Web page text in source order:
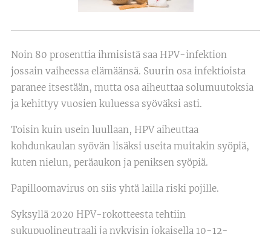
Noin 80 prosenttia ihmisistä saa HPV-infektion
jossain vaiheessa elämäänsä. Suurin osa infektioista
paranee itsestään, mutta osa aiheuttaa solumuutoksia
ja kehittyy vuosien kuluessa syöväksi asti.
Toisin kuin usein luullaan, HPV aiheuttaa
kohdunkaulan syövän lisäksi useita muitakin syöpiä,
kuten nielun, peräaukon ja peniksen syöpiä.
Papilloomavirus on siis yhtä lailla riski pojille.
Syksyllä 2020 HPV-rokotteesta tehtiin
sukupuolineutraali ja nykyisin jokaisella 10-12-